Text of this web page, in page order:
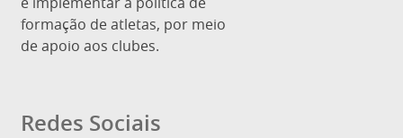
formação de atletas, por meio
de apoio aos clubes.
Redes Sociais